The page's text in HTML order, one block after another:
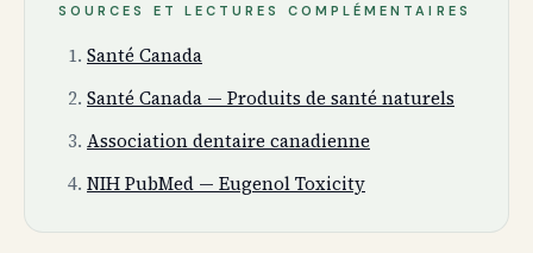
SOURCES ET LECTURES COMPLÉMENTAIRES
Santé Canada
Santé Canada — Produits de santé naturels
Association dentaire canadienne
NIH PubMed — Eugenol Toxicity